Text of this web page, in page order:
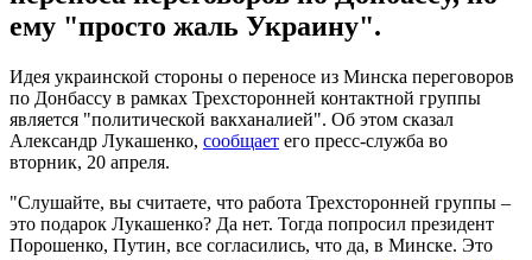
ему "просто жаль Украину".
Идея украинской стороны о переносе из Минска переговоров
по Донбассу в рамках Трехсторонней контактной группы
является "политической вакханалией". Об этом сказал
Александр Лукашенко, сообщает его пресс-служба во
вторник, 20 апреля.
"Слушайте, вы считаете, что работа Трехсторонней группы –
это подарок Лукашенко? Да нет. Тогда попросил президент
Порошенко, Путин, все согласились, что да, в Минске. Это